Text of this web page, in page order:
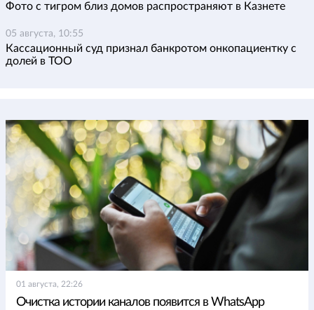
Фото с тигром близ домов распространяют в Казнете
05 августа, 10:55
Кассационный суд признал банкротом онкопациентку с
долей в ТОО
01 августа, 22:26
Очистка истории каналов появится в WhatsApp